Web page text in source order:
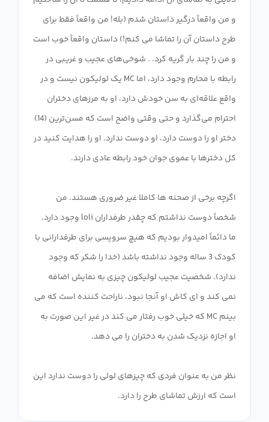
و من واقعاً درگیر داستان شدم (بله! من واقعاً فقط برای
طرح داستان آن را تماشا می کنم!) داستان واقعاً خوب است
و من را چند بار گریه کرد. . شوخی‌های عجیب و غریبی در
رابطه با محارم وجود دارد، اما MC یک لولیکون نیست و در
واقع علاقه‌ای به سن خودش دارد، او به مرزهای دختران
احترام می‌گذارد و حتی وقتی واضح است که مسن‌ترین (14)
دختر او را دوست دارد، او دوست ندارد. او را هدایت کنید در
اگرچه برخی از صحنه ها کاملا غیر ضروری هستند. من
شخصاً دوست نداشتم که چقدر طرفداران loli وجود دارد.
ما دائماً امیدوار بودیم که هیچ سرویسی برای طرفدارانی با
کودک 3 ساله وجود نداشته باشد (خدا را شکر که وجود
ندارد). شخصیت عجیب لولیکون چیزی به نمایش اضافه
نمی کند و ای کاش او آنجا نبود، ناراحت کننده است که می
بینم MC که خیلی خوب رفتار می کند در غیر این صورت به
نظر من به عنوان فردی که چیزهای لولی را دوست ندارد این
است که ارزش تماشای طرح را دارد.